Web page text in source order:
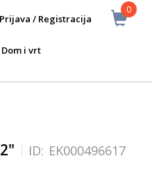
0
Prijava / Registracija
Dom i vrt
ID: EK000496617